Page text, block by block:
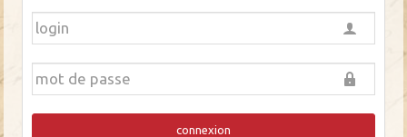
connexion